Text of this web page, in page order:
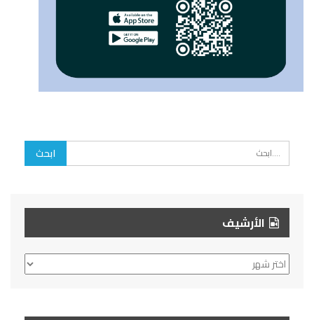
الأرشيف
الأرشيف